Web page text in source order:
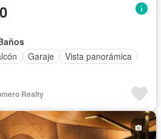
Garaje
Vista panorámica
Realty